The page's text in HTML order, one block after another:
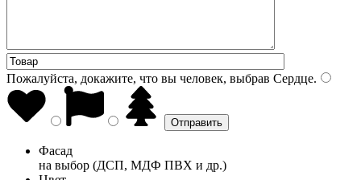
Пожалуйста, докажите, что вы человек, выбрав Сердце.
Фасад
на выбор (ДСП, МДФ ПВХ и др.)